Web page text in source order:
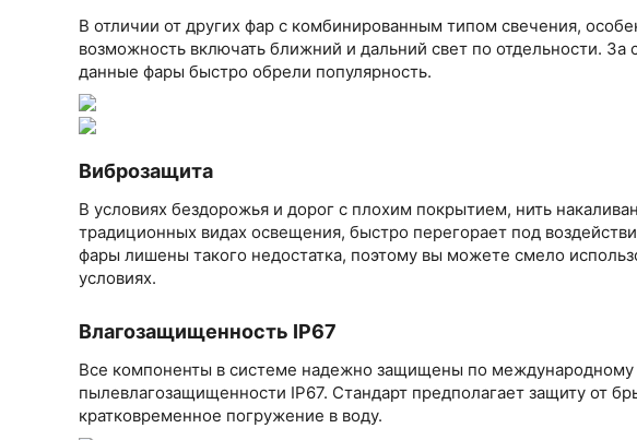
В отличии от других фар с комбинированным типом свечения,
возможность включать ближний и дальний свет по отдельности. За
данные фары быстро обрели популярность.
Виброзащита
В условиях бездорожья и дорог с плохим покрытием, нить
традиционных видах освещения, быстро перегорает под
фары лишены такого недостатка, поэтому вы можете смело
условиях.
Влагозащищенность IP67
Все компоненты в системе надежно защищены по международному
пылевлагозащищенности IP67. Стандарт предполагает защиту от
кратковременное погружение в воду.